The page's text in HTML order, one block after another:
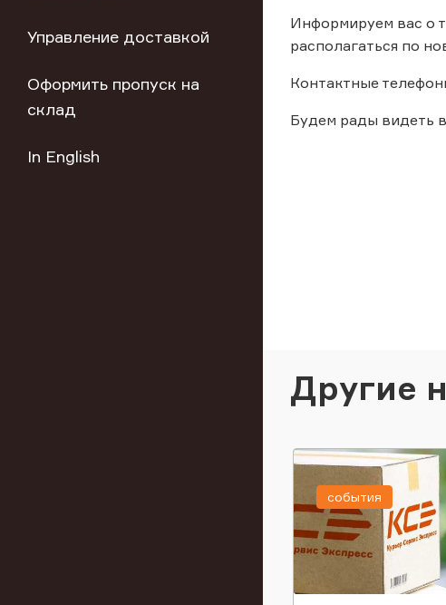
Управление доставкой
Оформить пропуск на
склад
In English
Информируем вас о
располагаться по
Контактные
Будем рады видеть
Другие
события